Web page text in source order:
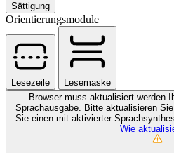
Sättigung
Orientierungsmodule
Lesezeile
Lesemaske
Browser muss aktualisiert werden
Sprachausgabe. Bitte aktualisieren
Sie einen mit aktivierter
Wie